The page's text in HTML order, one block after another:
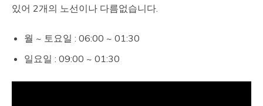
있어 2개의 노선이나 다름없습니다.
월 ~ 토요일 : 06:00 ~ 01:30
일요일 : 09:00 ~ 01:30